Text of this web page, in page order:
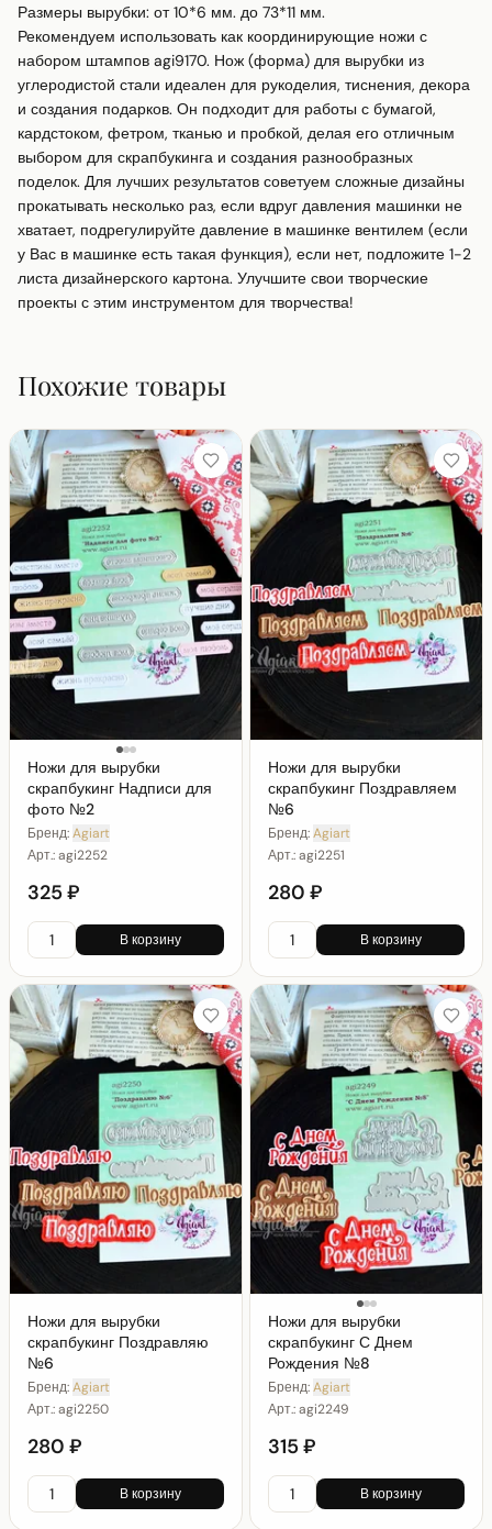
Размеры вырубки: от 10*6 мм. до 73*11 мм.
Рекомендуем использовать как координирующие ножи с
набором штампов agi9170. Нож (форма) для вырубки из
углеродистой стали идеален для рукоделия, тиснения, декора
и создания подарков. Он подходит для работы с бумагой,
кардстоком, фетром, тканью и пробкой, делая его отличным
выбором для скрапбукинга и создания разнообразных
поделок. Для лучших результатов советуем сложные дизайны
прокатывать несколько раз, если вдруг давления машинки не
хватает, подрегулируйте давление в машинке вентилем (если
у Вас в машинке есть такая функция), если нет, подложите 1-2
листа дизайнерского картона. Улучшите свои творческие
проекты с этим инструментом для творчества!
Похожие товары
Ножи для вырубки
скрапбукинг Надписи для
фото №2
Бренд:Agiart
Арт.:agi2252
325 ₽
В корзину
Ножи для вырубки
скрапбукинг Поздравляем
№6
Бренд:Agiart
Арт.:agi2251
280 ₽
В корзину
Ножи для вырубки
скрапбукинг Поздравляю
№6
Бренд:Agiart
Арт.:agi2250
280 ₽
В корзину
Ножи для вырубки
скрапбукинг С Днем
Рождения №8
Бренд:Agiart
Арт.:agi2249
315 ₽
В корзину